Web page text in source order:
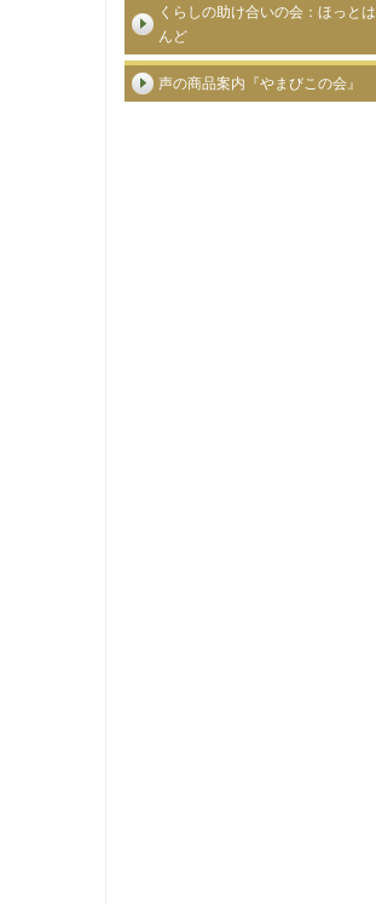
くらしの助け合いの会：ほっとは
んど
声の商品案内『やまびこの会』